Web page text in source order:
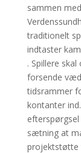
sammen
traditionelt
indtaster
. Spillere
forsende
tidsrammer
kontanter
sætning at
projektstøtte